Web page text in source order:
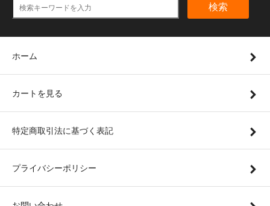
検索
ホーム
カートを見る
特定商取引法に基づく表記
プライバシーポリシー